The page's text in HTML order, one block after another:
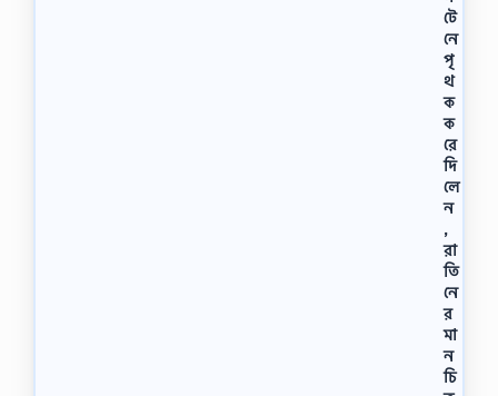
টে
নে
পৃ
থ
ক
ক
রে
দি
লে
ন
,
রা
তি
নে
র
মা
ন
চি